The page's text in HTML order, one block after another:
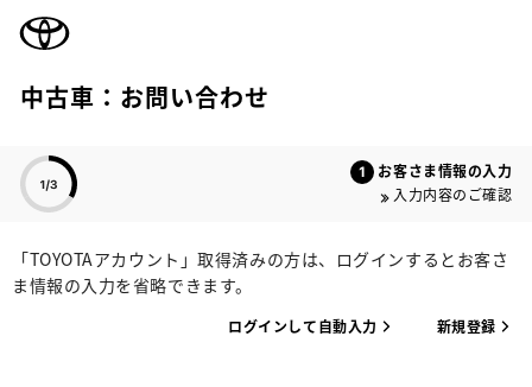
中古車：お問い合わせ
お客さま情報の入力
入力内容のご確認
「TOYOTAアカウント」取得済みの方は、ログインするとお客さ
ま情報の入力を省略できます。
ログインして自動入力 新規登録